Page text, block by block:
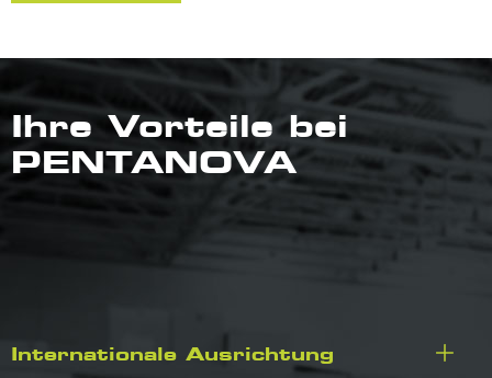
Ihre Vorteile bei
PENTANOVA
Internationale Ausrichtung